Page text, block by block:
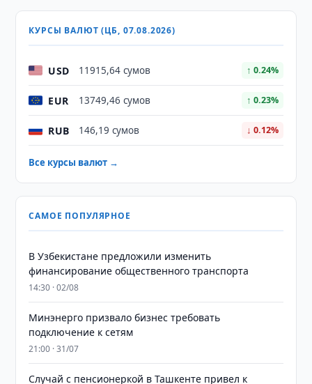
КУРСЫ ВАЛЮТ (ЦБ, 07.08.2026)
USD 11915,64 сумов ↑ 0.24%
EUR 13749,46 сумов ↑ 0.23%
RUB 146,19 сумов ↓ 0.12%
Все курсы валют →
САМОЕ ПОПУЛЯРНОЕ
В Узбекистане предложили изменить
финансирование общественного транспорта
14:30 · 02/08
Минэнерго призвало бизнес требовать
подключение к сетям
21:00 · 31/07
Случай с пенсионеркой в Ташкенте привел к